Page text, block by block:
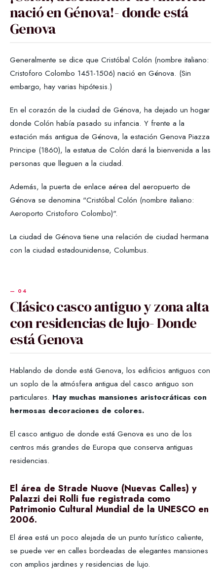
nació en Génova!- donde está
Genova
Generalmente se dice que Cristóbal Colón (nombre italiano:
Cristoforo Colombo 1451-1506) nació en Génova. (Sin
embargo, hay varias hipótesis.)
En el corazón de la ciudad de Génova, ha dejado un hogar
donde Colón había pasado su infancia. Y frente a la
estación más antigua de Génova, la estación Genova Piazza
Principe (1860), la estatua de Colón dará la bienvenida a las
personas que lleguen a la ciudad.
Además, la puerta de enlace aérea del aeropuerto de
Génova se denomina "Cristóbal Colón (nombre italiano:
Aeroporto Cristoforo Colombo)".
La ciudad de Génova tiene una relación de ciudad hermana
con la ciudad estadounidense, Columbus.
Clásico casco antiguo y zona alta
con residencias de lujo- Donde
está Genova
Hablando de donde está Genova, los edificios antiguos con
un soplo de la atmósfera antigua del casco antiguo son
particulares. Hay muchas mansiones aristocráticas con
hermosas decoraciones de colores.
El casco antiguo de donde está Genova es uno de los
centros más grandes de Europa que conserva antiguas
residencias.
El área de Strade Nuove (Nuevas Calles) y
Palazzi dei Rolli fue registrada como
Patrimonio Cultural Mundial de la UNESCO en
2006.
El área está un poco alejada de un punto turístico caliente,
se puede ver en calles bordeadas de elegantes mansiones
con amplios jardines y residencias de lujo.